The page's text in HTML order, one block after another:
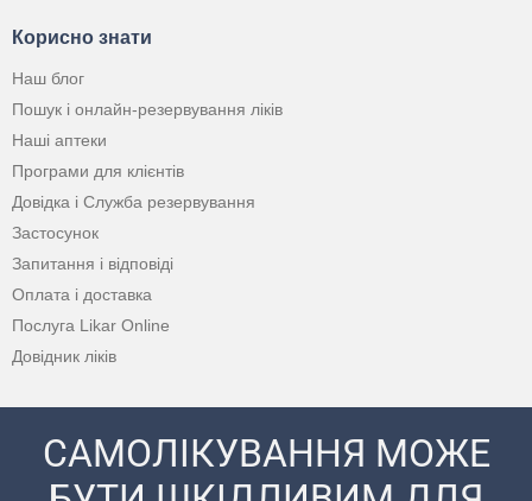
Корисно знати
Наш блог
Пошук і онлайн-резервування ліків
Наші аптеки
Програми для клієнтів
Довідка і Служба резервування
Застосунок
Запитання і відповіді
Оплата і доставка
Послуга Likar Online
Довідник ліків
САМОЛІКУВАННЯ МОЖЕ